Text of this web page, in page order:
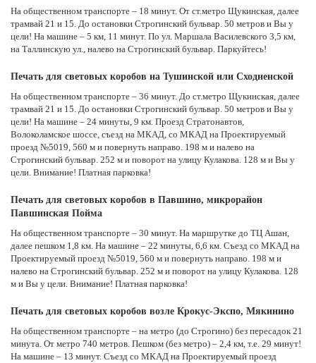
На общественном транспорте – 18 минут. От ст.метро Щукинская, далее
трамвай 21 и 15. До остановки Строгинский бульвар. 50 метров и Вы у
цели! На машине – 5 км, 11 минут. По ул. Маршала Василевского 3,5 км,
на Таллинскую ул., налево на Строгинский бульвар. Паркуйтесь!
Печать для световых коробов на Тушинской или Сходненской
На общественном транспорте – 36 минут. До ст.метро Щукинская, далее
трамвай 21 и 15. До остановки Строгинский бульвар. 50 метров и Вы у
цели! На машине – 24 минуты, 9 км. Проезд Стратонавтов,
Волоколамское шоссе, съезд на МКАД, со МКАД на Проектируемый
проезд №5019, 560 м и повернуть направо. 198 м и налево на
Строгинский бульвар. 252 м и поворот на улицу Кулакова. 128 м и Вы у
цели. Внимание! Платная парковка!
Печать для световых коробов в Павшино, микрорайон
Павшинская Пойма
На общественном транспорте – 30 минут. На маршрутке до ТЦ Ашан,
далее пешком 1,8 км. На машине – 22 минуты, 6,6 км. Съезд со МКАД на
Проектируемый проезд №5019, 560 м и повернуть направо. 198 м и
налево на Строгинский бульвар. 252 м и поворот на улицу Кулакова. 128
м и Вы у цели. Внимание! Платная парковка!
Печать для световых коробов возле Крокус-Экспо, Мякинино
На общественном транспорте – на метро (до Строгино) без пересадок 21
минута. От метро 740 метров. Пешком (без метро) – 2,4 км, т.е. 29 минут!
На машине – 13 минут. Съезд со МКАД на Проектируемый проезд